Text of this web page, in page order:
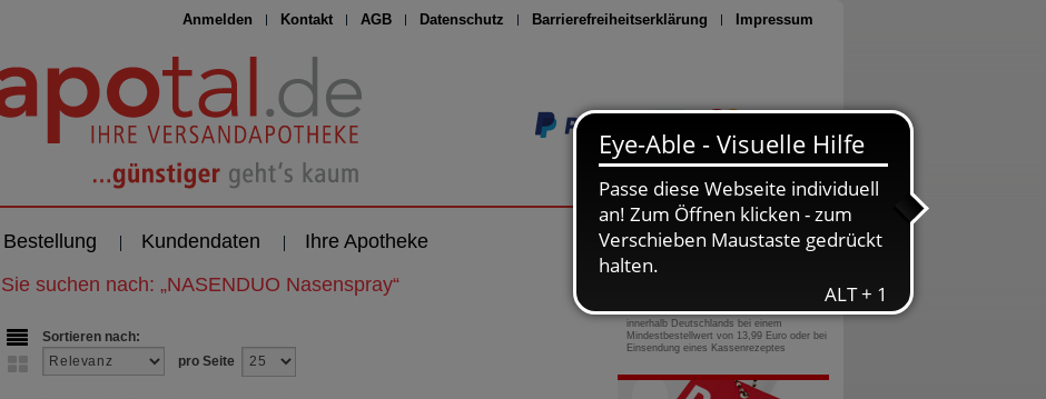
Anmelden Kontakt AGB Datenschutz Barrierefreiheitserklärung Impressum
Seite drucken
Bestellung Kundendaten Ihre Apotheke
Sie suchen nach: „NASENDUO Nasenspray“
Sortieren nach:
pro Seite
0800-10 11 422
gebührenfreie Rufnummer
innerhalb Deutschlands bei einem
Mindestbestellwert von 13,99 Euro oder bei
Einsendung eines Kassenrezeptes